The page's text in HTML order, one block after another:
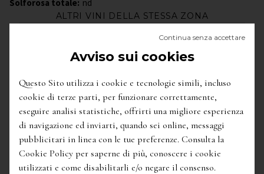
Solforosa totale: nd
ALTRI VINI DELLA STESSA ZONA
Avviso sui cookies
Continua senza accettare
Questo Sito utilizza i cookie e tecnologie simili, incluso
cookie di terze parti, per funzionare correttamente,
eseguire analisi statistiche, offrirti una migliore esperienza
di navigazione ed inviarti, quando sei online, messaggi
pubblicitari in linea con le tue preferenze. Consulta la
Cookie Policy per saperne di più, conoscere i cookie
utilizzati e come disabilitarli e/o negare il consenso.